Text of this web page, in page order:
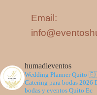
Email:
humadieventos
Wedding Planner Quito
Catering para bodas 2026
bodas y eventos Quito Ec